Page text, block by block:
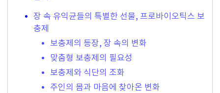
장 속 유익균들의 특별한 선물, 프로바이오틱스 보
충제
보충제의 등장, 장 속의 변화
맞춤형 보충제의 필요성
보충제와 식단의 조화
주인의 몸과 마음에 찾아온 변화